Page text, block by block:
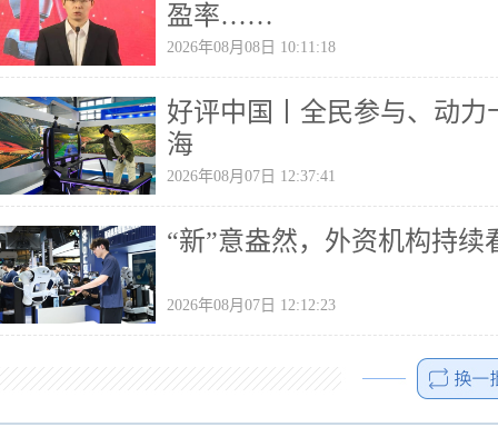
盈率……
2026年08月08日 10:11:18
好评中国丨全民参与、动力
海
2026年08月07日 12:37:41
“新”意盎然，外资机构持续
2026年08月07日 12:12:23